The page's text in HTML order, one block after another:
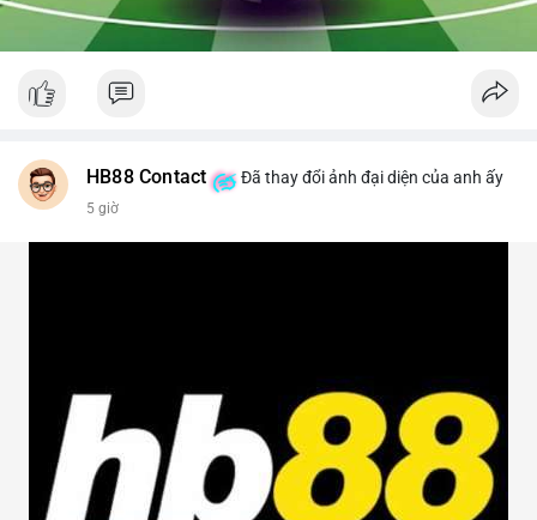
HB88 Contact Đã thay đổi ảnh đại diện của anh ấy
5 giờ